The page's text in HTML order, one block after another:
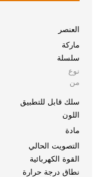
العنصر
ماركة
سلسلة
نوع
من
سلك قابل للتطبيق
اللون
مادة
التصويت الحالي
القوة الكهربائية
نطاق درجة حرارة